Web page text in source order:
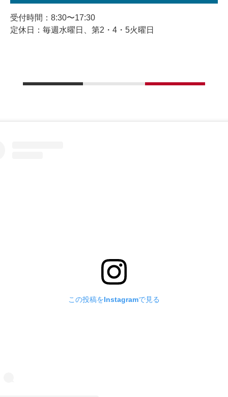
受付時間：8:30〜17:30
定休日：毎週水曜日、第2・4・5火曜日
この投稿をInstagramで見る